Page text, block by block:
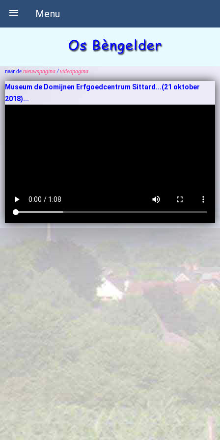
Menu

naar de nieuwspagina/videopagina
Museum de Domijnen Erfgoedcentrum Sittard...(21 oktober
2018)...